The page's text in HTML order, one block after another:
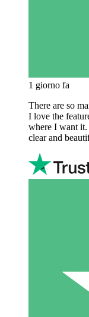
1 giorno fa
There are so
I love the
where I want it.
clear and